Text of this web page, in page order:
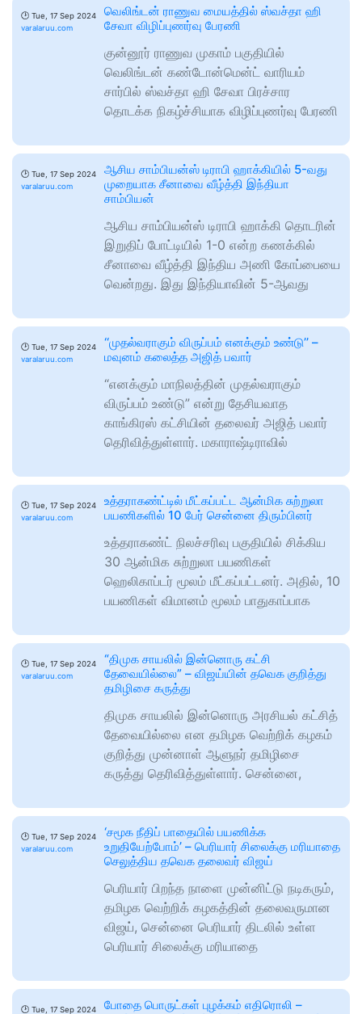
🕑 Tue, 17 Sep 2024
varalaruu.com
வெலிங்டன் ராணுவ மையத்தில் ஸ்வச்தா ஹி
சேவா விழிப்புணர்வு பேரணி
குன்னூர் ராணுவ முகாம் பகுதியில்
வெலிங்டன் கண்டோன்மென்ட் வாரியம்
சார்பில் ஸ்வச்தா ஹி சேவா பிரச்சார
தொடக்க நிகழ்ச்சியாக விழிப்புணர்வு பேரணி
🕑 Tue, 17 Sep 2024
varalaruu.com
ஆசிய சாம்பியன்ஸ் டிராபி ஹாக்கியில் 5-வது
முறையாக சீனாவை வீழ்த்தி இந்தியா
சாம்பியன்
ஆசிய சாம்பியன்ஸ் டிராபி ஹாக்கி தொடரின்
இறுதிப் போட்டியில் 1-0 என்ற கணக்கில்
சீனாவை வீழ்த்தி இந்திய அணி கோப்பையை
வென்றது. இது இந்தியாவின் 5-ஆவது
🕑 Tue, 17 Sep 2024
varalaruu.com
‘‘முதல்வராகும் விருப்பம் எனக்கும் உண்டு’’ –
மவுனம் கலைத்த அஜித் பவார்
“எனக்கும் மாநிலத்தின் முதல்வராகும்
விருப்பம் உண்டு” என்று தேசியவாத
காங்கிரஸ் கட்சியின் தலைவர் அஜித் பவார்
தெரிவித்துள்ளார். மகாராஷ்டிராவில்
🕑 Tue, 17 Sep 2024
varalaruu.com
உத்தராகண்ட்டில் மீட்கப்பட்ட ஆன்மிக சுற்றுலா
பயணிகளில் 10 பேர் சென்னை திரும்பினர்
உத்தராகண்ட் நிலச்சரிவு பகுதியில் சிக்கிய
30 ஆன்மிக சுற்றுலா பயணிகள்
ஹெலிகாப்டர் மூலம் மீட்கப்பட்டனர். அதில், 10
பயணிகள் விமானம் மூலம் பாதுகாப்பாக
🕑 Tue, 17 Sep 2024
varalaruu.com
“திமுக சாயலில் இன்னொரு கட்சி
தேவையில்லை” – விஜய்யின் தவெக குறித்து
தமிழிசை கருத்து
திமுக சாயலில் இன்னொரு அரசியல் கட்சித்
தேவையில்லை என தமிழக வெற்றிக் கழகம்
குறித்து முன்னாள் ஆளுநர் தமிழிசை
கருத்து தெரிவித்துள்ளார். சென்னை,
🕑 Tue, 17 Sep 2024
varalaruu.com
‘சமூக நீதிப் பாதையில் பயணிக்க
உறுதியேற்போம்’ – பெரியார் சிலைக்கு மரியாதை
செலுத்திய தவெக தலைவர் விஜய்
பெரியார் பிறந்த நாளை முன்னிட்டு நடிகரும்,
தமிழக வெற்றிக் கழகத்தின் தலைவருமான
விஜய், சென்னை பெரியார் திடலில் உள்ள
பெரியார் சிலைக்கு மரியாதை
🕑 Tue, 17 Sep 2024
போதை பொருட்கள் புழக்கம் எதிரொலி –